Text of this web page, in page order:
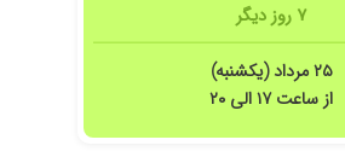
۷ روز دیگر
۲۵ مرداد (یکشنبه)
از ساعت ۱۷ الی ۲۰